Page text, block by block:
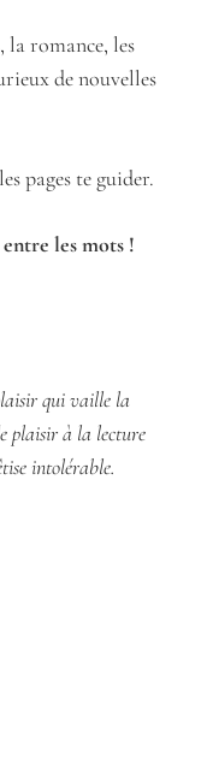
la romance, les
de nouvelles
pages te guider.
les mots !
qui vaille la
plaisir à la lecture
intolérable.